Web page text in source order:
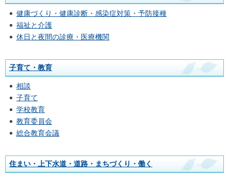
健康づくり・健康診断・感染症対策・予防接種
福祉と介護
休日と夜間の診療・医療機関
子育て・教育
相談
子育て
学校教育
教育委員会
総合教育会議
住まい・上下水道・道路・まちづくり・働く